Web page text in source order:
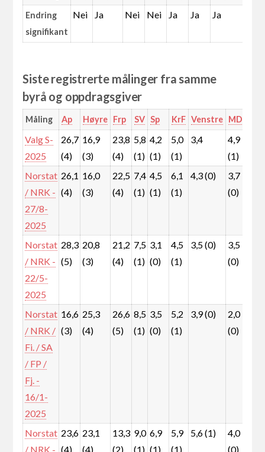
Endring
signifikant
Nei Ja Nei Nei Ja Ja Ja
Siste registrerte målinger fra samme
byrå og oppdragsgiver
Måling Ap Høyre Frp SV Sp KrF Venstre MDG
Valg S-
2025
26,7
(4)
16,9
(3)
23,8
(4)
5,8
(1)
4,2
(1)
5,0
(1)
3,4
4,9
(1)
Norstat
/ NRK -
27/8-
2025
26,1
(4)
16,0
(3)
22,5
(4)
7,4
(1)
4,5
(1)
6,1
(1)
4,3 (0)
3,7
(0)
Norstat
/ NRK -
22/5-
2025
28,3
(5)
20,8
(3)
21,2
(4)
7,5
(1)
3,1
(0)
4,5
(1)
3,5 (0)
3,5
(0)
Norstat
/ NRK /
Fi. / SA
/ FP /
Fj. -
16/1-
2025
16,6
(3)
25,3
(4)
26,6
(5)
8,5
(1)
3,5
(0)
5,2
(1)
3,9 (0)
2,0
(0)
Norstat
/ NRK -
23,6
(4)
23,1
(4)
13,3
(2)
9,0
(1)
6,9
(1)
5,9
(1)
5,6 (1)
4,0
(0)